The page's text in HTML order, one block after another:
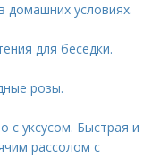
домашних условиях.
для беседки.
розы.
с уксусом. Быстрая и
рассолом с